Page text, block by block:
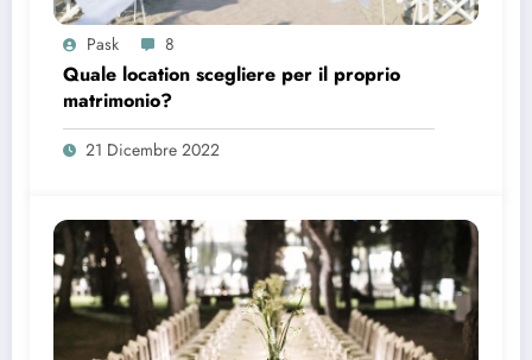
Pask 8
Quale location scegliere per il proprio
matrimonio?
21 Dicembre 2022